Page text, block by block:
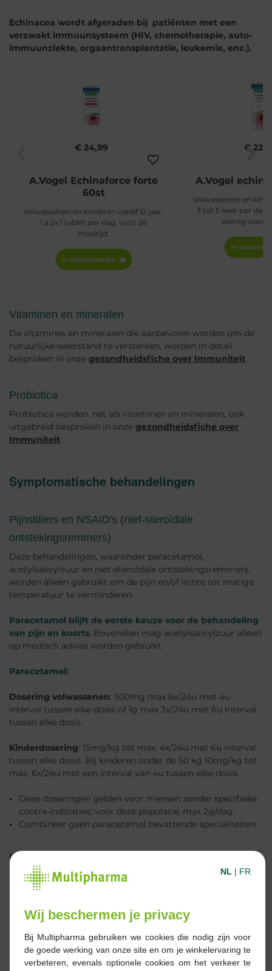
Echinacea wordt afgeraden bij patiënten met een
verzwakt immuunsysteem (HIV, chemotherapie, auto-
immuunziekte, orgaantransplantatie, leukemie, enz.).
€ 24,99
A.Vogel Echinaforce forte
60st
Volwassenen en kinderen vanaf 12 jaar:
1 à 2x 1 tablet per dag, vóór de
maaltijd.
€
A.Vogel
Volwassenen en
3 tot 5 keer per dag
weinig water
Vitaminen en mineralen
De vitamines en mineralen die aanbevolen worden om de
natuurlijke weerstand te versterken, worden in detail
besproken in onze gezondheidsfiche over Immuniteit.
Probiotica
Probiotica worden, net als vitaminen en mineralen, ook
uitgebreid besproken in onze gezondheidsfiche over
Immuniteit.
Symptomatische behandelingen
Pijnstillers en NSAID's (niet-steroïdale
ontstekingsremmers)
Deze behandelingen, waaronder paracetamol,
acetylsalicylzuur en niet-steroïdale ontstekingsremmers,
worden alleen gebruikt om de pijn en/of lichte tot matige
temperatuur te verminderen.
Paracetamol blijft de eerste keuze voor de behandeling
van pijn en koorts. Bovendien mag acetylsalicylzuur alleen
op medisch advies worden gebruikt.
Paracetamol:
Dosering volwassenen: 500mg max 6x/24u met 4u
interval tussen elke dosis of 1g max 3x/24u met 6u interval
tussen elke dosis.
Kinderdosering: 15mg/kg tot max. 4x/24u met 6u interval
tussen elke dosis. Bij kinderen onder de 50 kg 10mg/kg tot
max. 6x/24u met een interval van 4u tussen elke dosis.
Deze doseringen gelden voor mensen zonder specifieke
contra-indicaties; voor deze populatie: max 2g/dag.
Combineer geen paracetamol bevattende specialiteiten.
Ibuprofen:
Dosering voor volwassenen en kinderen vanaf 12 jaar:
uur tussen elke dosis. De maximale dagelijkse dosis (24
uur) mag niet hoger zijn dan 1200 mg.
Gebruik dit geneesmiddel bij kinderen en adolescenten
niet langer dan 3 dagen zonder medisch advies.
NL | FR
Wij beschermen je privacy
Bij Multipharma gebruiken we cookies die nodig zijn voor
de goede werking van onze site en om je winkelervaring te
verbeteren, evenals optionele cookies om het verkeer te